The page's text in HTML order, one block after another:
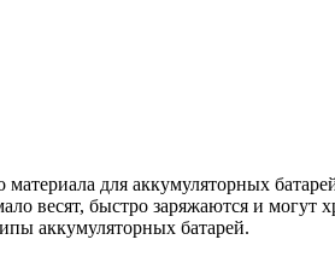
для аккумуляторных
весят, быстро заряжаются и могут
аккумуляторных батарей.